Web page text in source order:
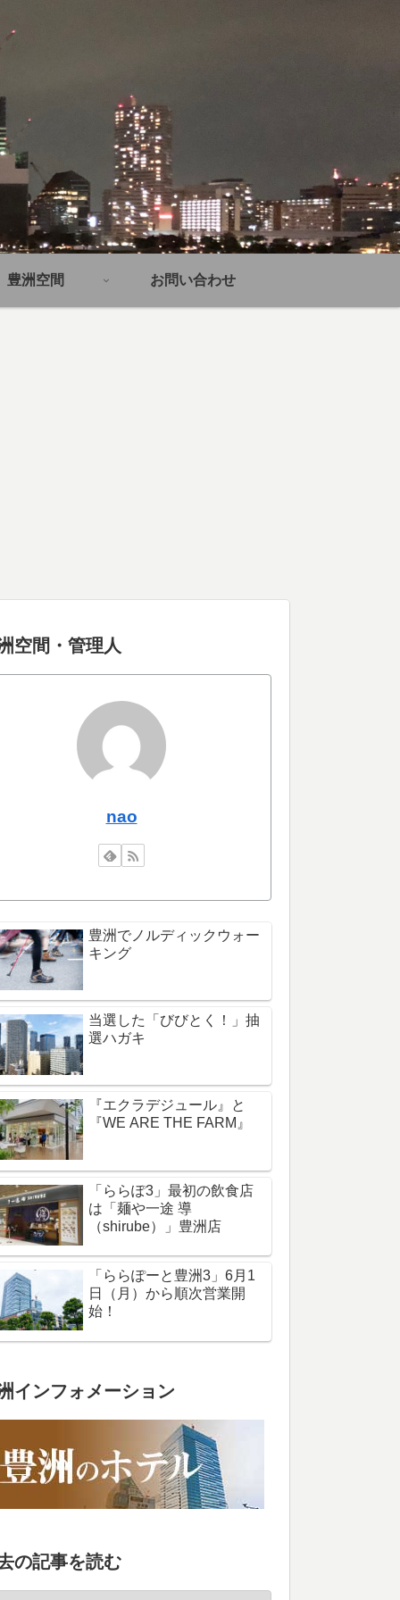
豊洲空間 お問い合わせ
空間・管理人
nao
豊洲でノルディックウォー
キング
当選した「びびとく！」抽
選ハガキ
『エクラデジュール』と
『WE ARE THE FARM』
「ららぽ3」最初の飲食店
は「麺や一途 導
（shirube）」豊洲店
「ららぽーと豊洲3」6月1
日（月）から順次営業開
始！
インフォメーション
の記事を読む